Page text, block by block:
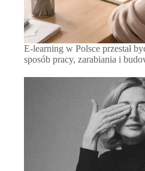
E-learning w Polsce przestał
sposób pracy, zarabiania i